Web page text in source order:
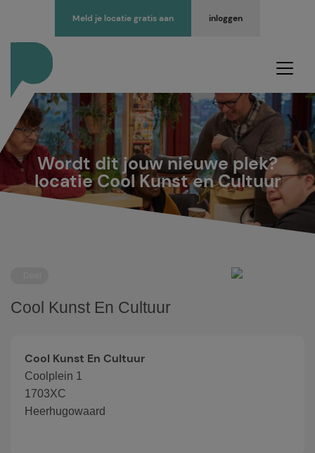
inloggen
Meld je locatie gratis aan
Wordt dit jouw nieuwe plek?
locatie Cool Kunst en Cultuur
Cool Kunst En Cultuur
Cool Kunst En Cultuur
Coolplein 1
1703XC
Heerhugowaard